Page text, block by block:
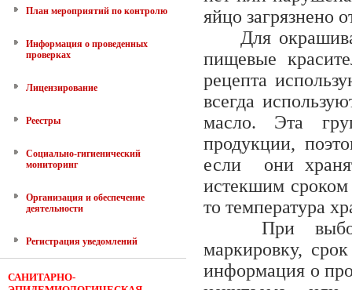
План мероприятий по контролю
Информация о проведенных
проверках
Лицензирование
Реестры
Социально-гигиенический
мониторинг
Организация и обеспечение
деятельности
Регистрация уведомлений
САНИТАРНО-
яйцо загрязнено
Для
пищевые
рецепта
всегда
масло. Эта
продукции,
если они
истекшим сроком
то температура
При
маркировку,
информация о